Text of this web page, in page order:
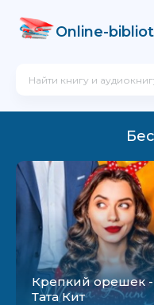
Крепкий орешек -
Тата Кит